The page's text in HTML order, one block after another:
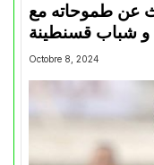
عن طموحاته مع
و شباب قسنطينة
Octobre 8, 2024